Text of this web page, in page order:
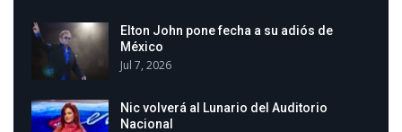
Elton John pone fecha a su adiós de
México
Jul 7, 2026
Nic volverá al Lunario del Auditorio
Nacional